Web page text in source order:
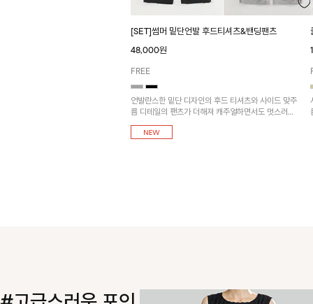
[SET]썸머 밑단언발 후드티셔츠&밴딩팬츠
48,000원
FREE
언발란스한 밑단 디자인의 후드 티셔츠와 사이드 맞주
름 디테일의 팬츠가 더해져 캐주얼하면서도 멋스러운
실루엣을 연출해 주는 아이템!